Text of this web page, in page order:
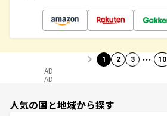
1 2 3 … 10
AD
AD
人気の国と地域から探す